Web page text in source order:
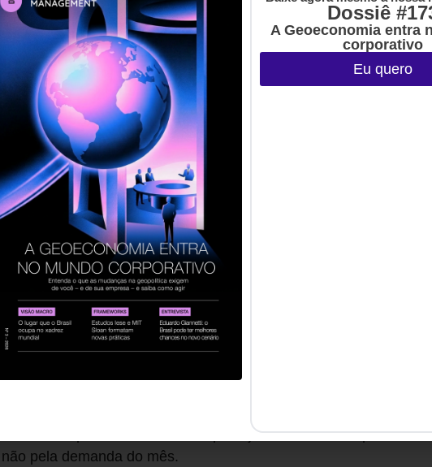
cada etapa de um procedimento cirúrgico quase nunca
é um traço exclusivo da saúde. Qualquer setor que disciplina
o padrão.
Avinash Dixit e Barry Nalebuff descrevem o erro mais
miopia do jogador, aquele que enxerga apenas o lance imediato e
futuras da própria decisão. Na saúde brasileira, essa miopia tem
contratos firmados sob pressão de fornecedor, tecnologia
epidemiológico, remuneração médica que premia volume em
isolada, parece racional. Somadas, produzem um resultado
o momento crítico nunca é a emergência, e sim o
que entra na sala sem revisar o histórico do paciente, sem
um plano C já perdeu o controle antes de começar. Quem se
melhor do que ninguém. Por que, então, tantos param de
deixam a sala cirúrgica e assumem um cargo de gestão?
não é uma receita, é uma disciplina de leitura de sistemas.
concretos. O primeiro é mapear incentivos antes de formular
mal calibrados geram desperdício por mais recurso que exista
e parceiros na lógica de jogos repetidos, em que
desconto pontual. O terceiro é planejar investimentos por
pela demanda do mês.
Dossiê
A Geoeconomia entra
corporativo
Eu quero